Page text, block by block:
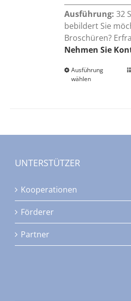
Ausführung: 32
bebildert Sie
Broschüren?
Nehmen Sie
Ausführung
wählen
UNTERSTÜTZER
Kooperationen
Förderer
Partner